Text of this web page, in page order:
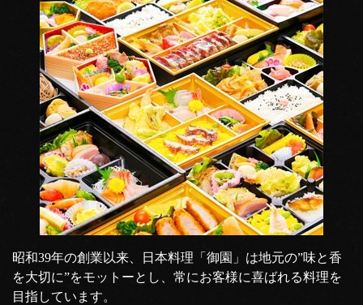
昭和39年の創業以来、日本料理「御園」は地元の”味と香
を大切に”をモットーとし、常にお客様に喜ばれる料理を
目指しています。